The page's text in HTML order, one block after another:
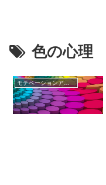
色の心理
モチベーションアップの方法